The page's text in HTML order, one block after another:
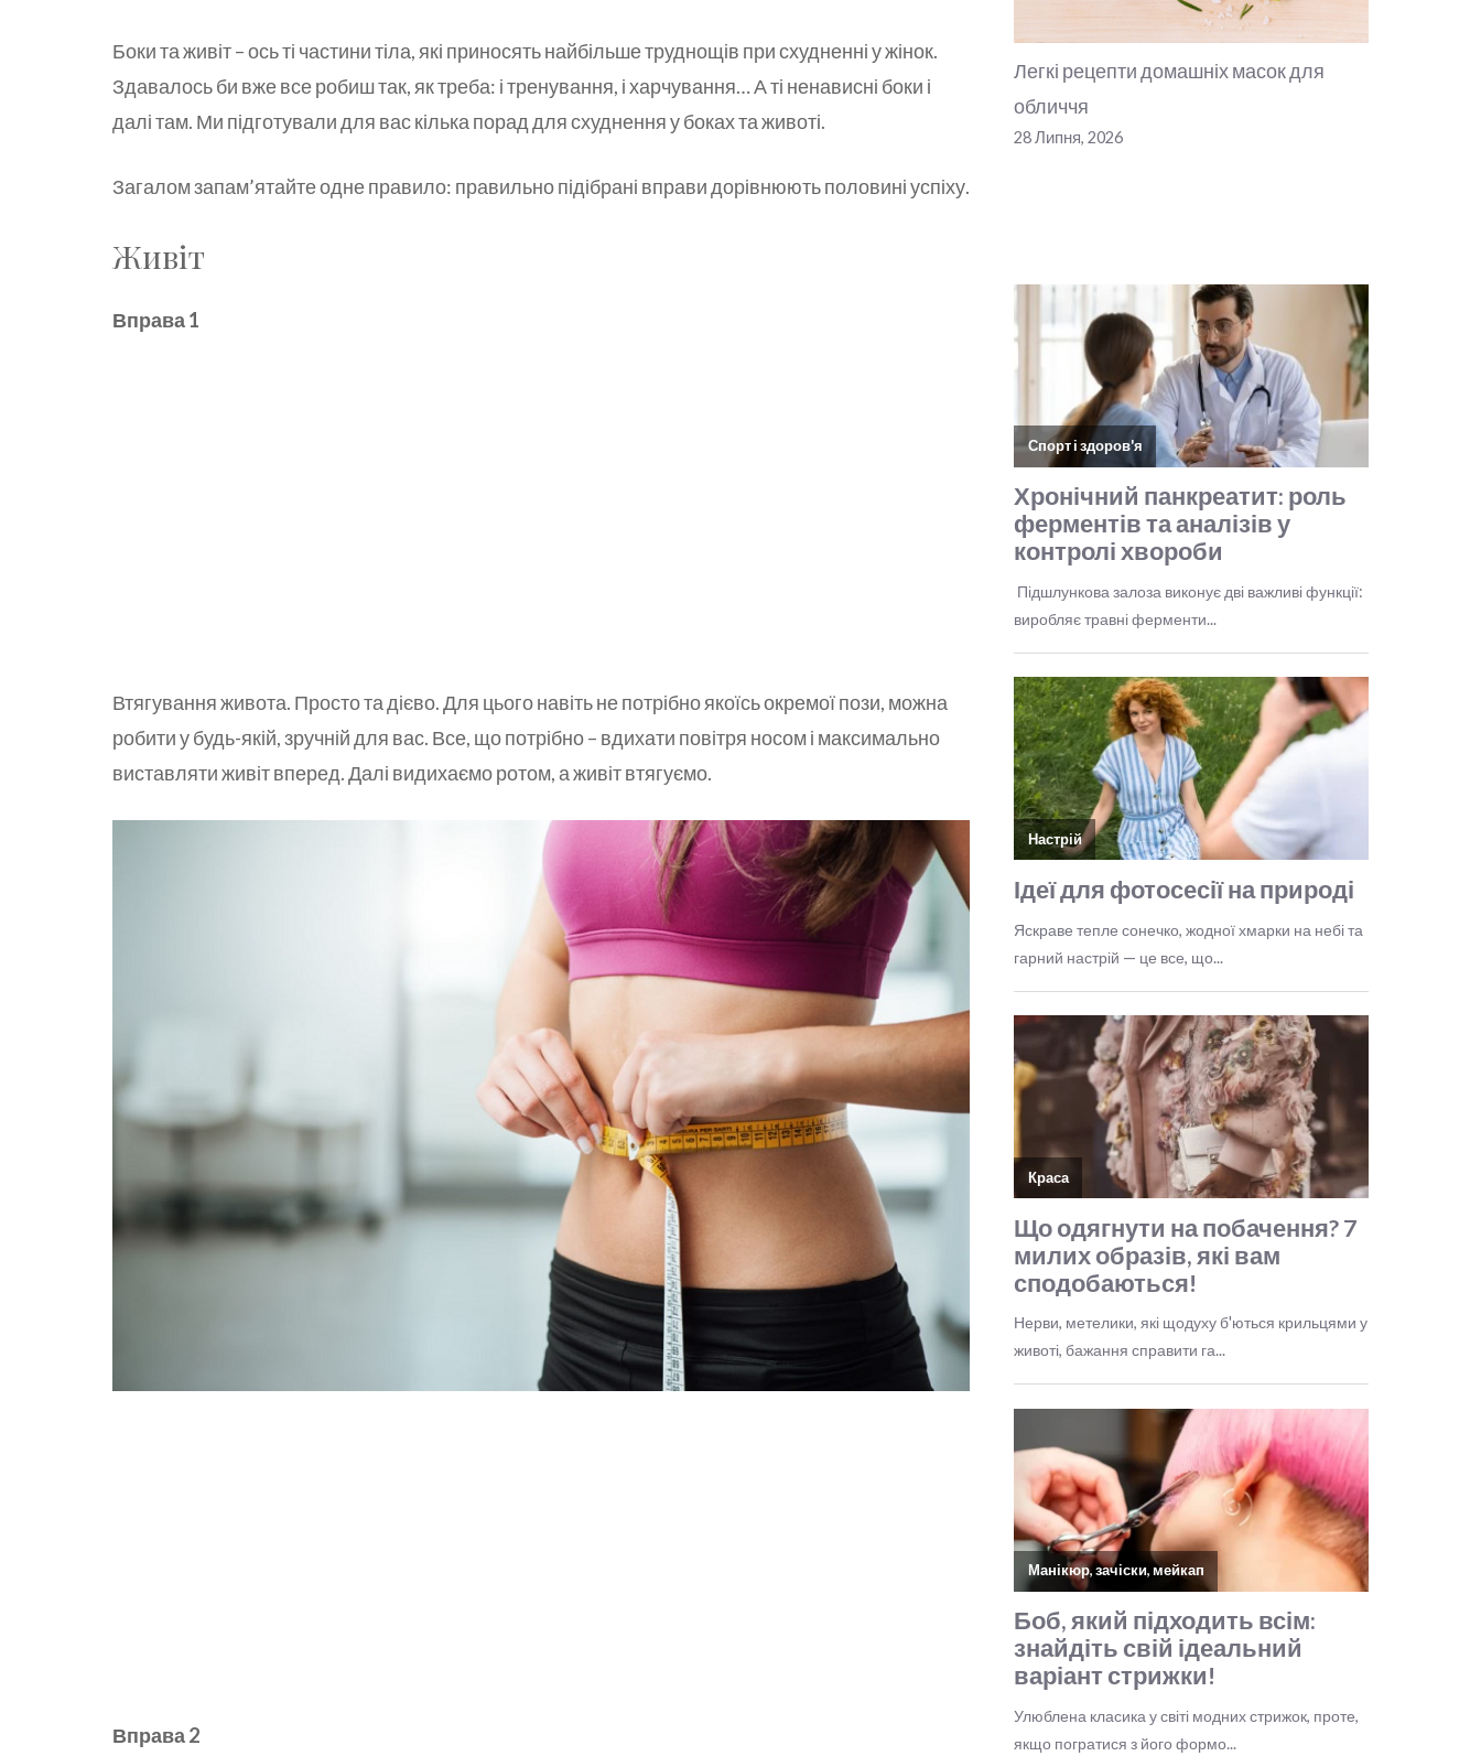
Боки та живіт – ось ті частини тіла, які приносять найбільше труднощів при схудненні у жінок.
Здавалось би вже все робиш так, як треба: і тренування, і харчування… А ті ненависні боки і
далі там. Ми підготували для вас кілька порад для схуднення у боках та животі.
Загалом запам’ятайте одне правило: правильно підібрані вправи дорівнюють половині успіху.
Живіт
Вправа 1
Втягування живота. Просто та дієво. Для цього навіть не потрібно якоїсь окремої пози, можна
робити у будь-якій, зручній для вас. Все, що потрібно – вдихати повітря носом і максимально
виставляти живіт вперед. Далі видихаємо ротом, а живіт втягуємо.
Вправа 2
Легкі рецепти домашніх масок для
обличчя
28 Липня, 2026